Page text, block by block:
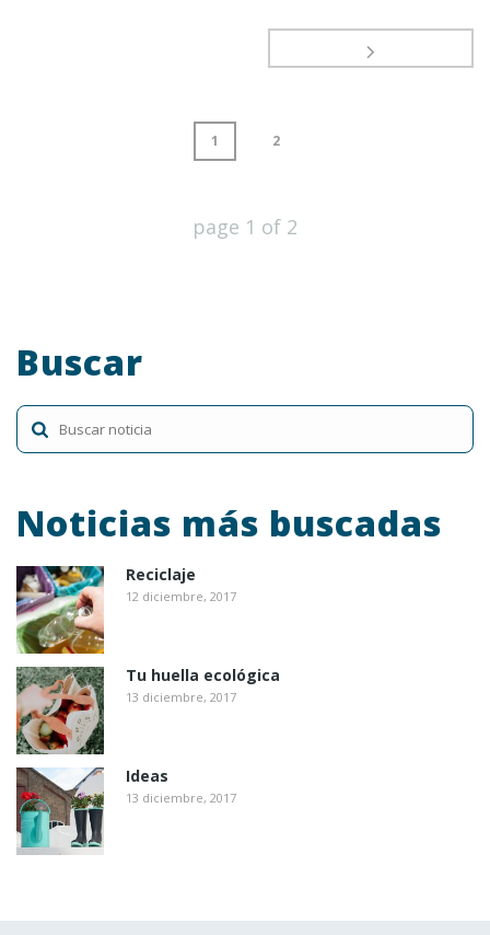
1 2
page 1 of 2
Buscar
Noticias más buscadas
Reciclaje
12 diciembre, 2017
Tu huella ecológica
13 diciembre, 2017
Ideas
13 diciembre, 2017